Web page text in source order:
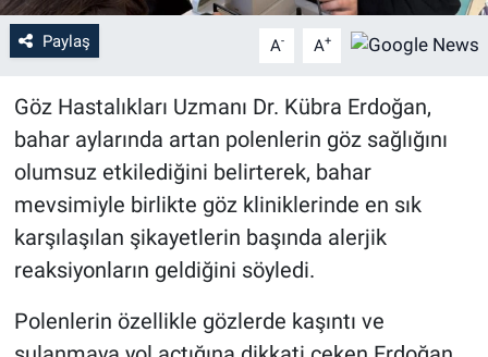
Paylaş A- A+
Göz Hastalıkları Uzmanı Dr. Kübra Erdoğan,
bahar aylarında artan polenlerin göz sağlığını
olumsuz etkilediğini belirterek, bahar
mevsimiyle birlikte göz kliniklerinde en sık
karşılaşılan şikayetlerin başında alerjik
reaksiyonların geldiğini söyledi.
Polenlerin özellikle gözlerde kaşıntı ve